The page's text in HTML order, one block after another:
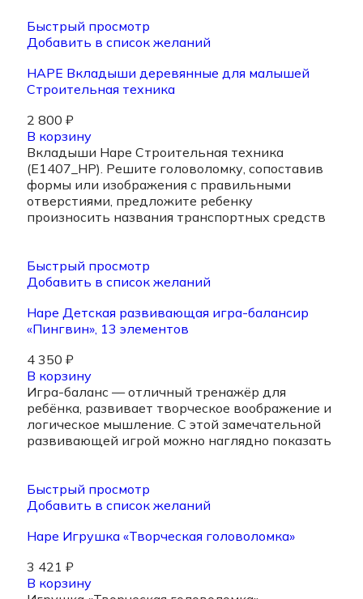
Быстрый просмотр
Добавить в список желаний
HAPE Вкладыши деревянные для малышей
Строительная техника
2 800 ₽
В корзину
Вкладыши Hape Строительная техника
(E1407_HP). Решите головоломку, сопоставив
формы или изображения с правильными
отверстиями, предложите ребенку
произносить названия транспортных средств
Быстрый просмотр
Добавить в список желаний
Hape Детская развивающая игра-балансир
«Пингвин», 13 элементов
4 350 ₽
В корзину
Игра-баланс — отличный тренажёр для
ребёнка, развивает творческое воображение и
логическое мышление. С этой замечательной
развивающей игрой можно наглядно показать
Быстрый просмотр
Добавить в список желаний
Hape Игрушка «Творческая головоломка»
3 421 ₽
В корзину